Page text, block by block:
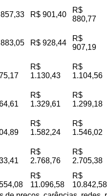
R$ 901,40
R$
880,77
R$ 928,44
R$
907,19
R$
1.130,43
R$
1.104,56
R$
1.329,61
R$
1.299,18
R$
1.582,24
R$
1.546,02
R$
2.768,76
R$
2.705,38
R$
11.096,58
R$
10.842,58